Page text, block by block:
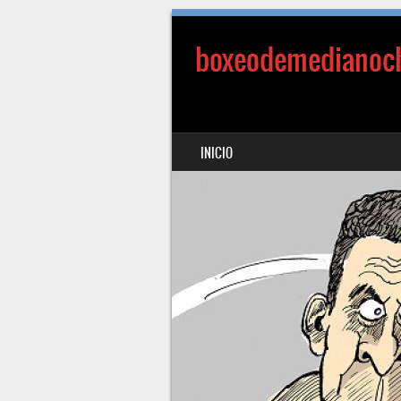
MENÚ
SALTAR AL CONTENIDO
INICIO